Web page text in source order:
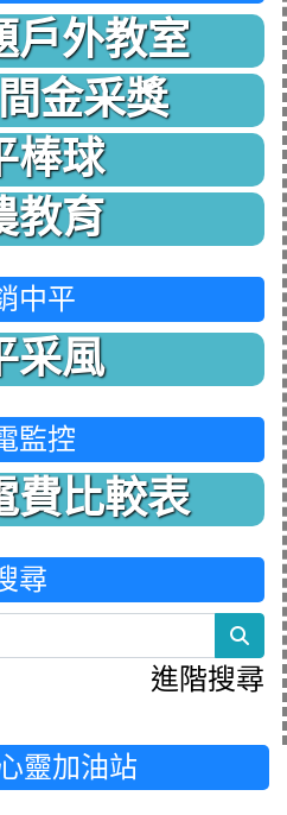
戶外教室
金采獎
棒球
教育
中平
采風
監控
費比較表
尋
進階搜尋
靈加油站